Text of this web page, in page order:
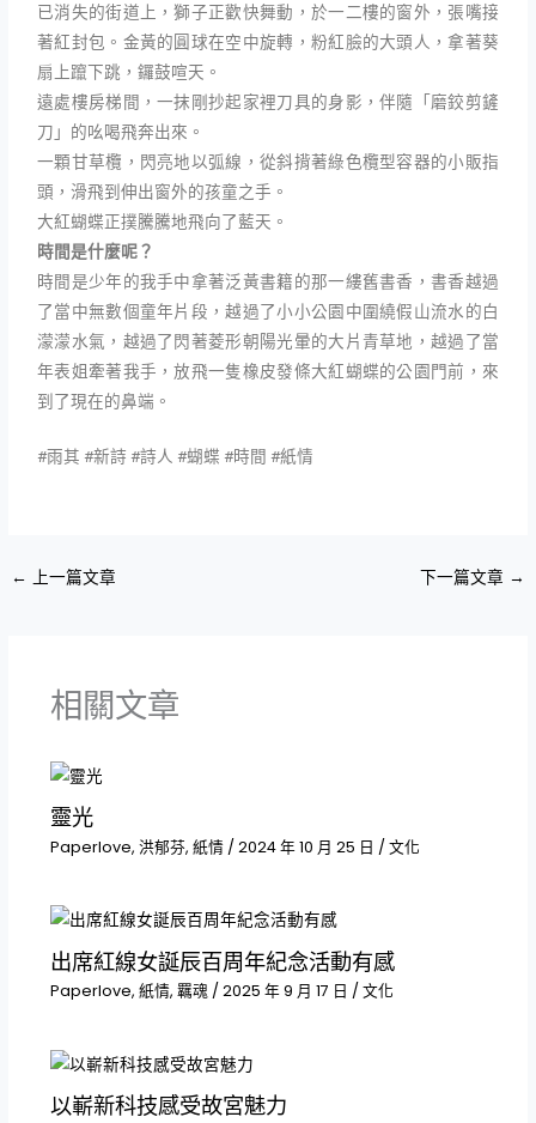
已消失的街道上，獅子正歡快舞動，於一二樓的窗外，張嘴接
著紅封包。金黃的圓球在空中旋轉，粉紅臉的大頭人，拿著葵
扇上躥下跳，鑼鼓喧天。
遠處樓房梯間，一抹剛抄起家裡刀具的身影，伴隨「磨鉸剪鏟
刀」的吆喝飛奔出來。
一顆甘草欖，閃亮地以弧線，從斜揹著綠色欖型容器的小販指
頭，滑飛到伸出窗外的孩童之手。
大紅蝴蝶正撲騰騰地飛向了藍天。
時間是什麼呢？
時間是少年的我手中拿著泛黃書籍的那一縷舊書香，書香越過
了當中無數個童年片段，越過了小小公園中圍繞假山流水的白
濛濛水氣，越過了閃著菱形朝陽光暈的大片青草地，越過了當
年表姐牽著我手，放飛一隻橡皮發條大紅蝴蝶的公園門前，來
到了現在的鼻端。
#雨其 #新詩 #詩人 #蝴蝶 #時間 #紙情
← 上一篇文章 下一篇文章 →
相關文章
靈光
Paperlove, 洪郁芬, 紙情/ 2024 年 10 月 25 日 / 文化
出席紅線女誕辰百周年紀念活動有感
Paperlove, 紙情, 羈魂 / 2025 年 9 月 17 日 / 文化
以嶄新科技感受故宮魅力